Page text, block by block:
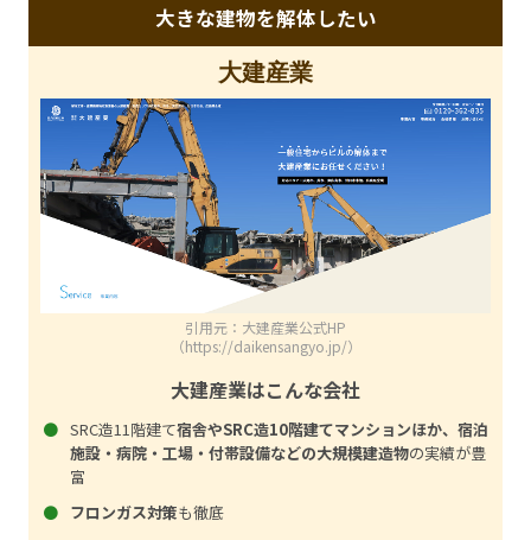
大きな建物を解体したい
大建産業
引用元：大建産業公式HP
（https://daikensangyo.jp/）
大建産業はこんな会社
SRC造11階建て宿舎やSRC造10階建てマンションほか、宿泊
施設・病院・工場・付帯設備などの大規模建造物の実績が豊
富
フロンガス対策も徹底